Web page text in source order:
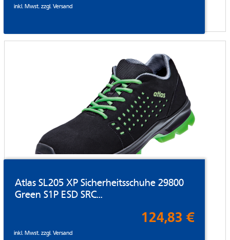
inkl. Mwst. zzgl.Versand
Atlas SL205 XP Sicherheitsschuhe 29800
Green S1P ESD SRC...
124,83 €
inkl. Mwst. zzgl.Versand